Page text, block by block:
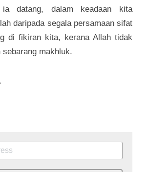
ia datang, dalam keadaan kita
daripada segala persamaan sifat
di fikiran kita, kerana Allah tidak
sebarang makhluk.